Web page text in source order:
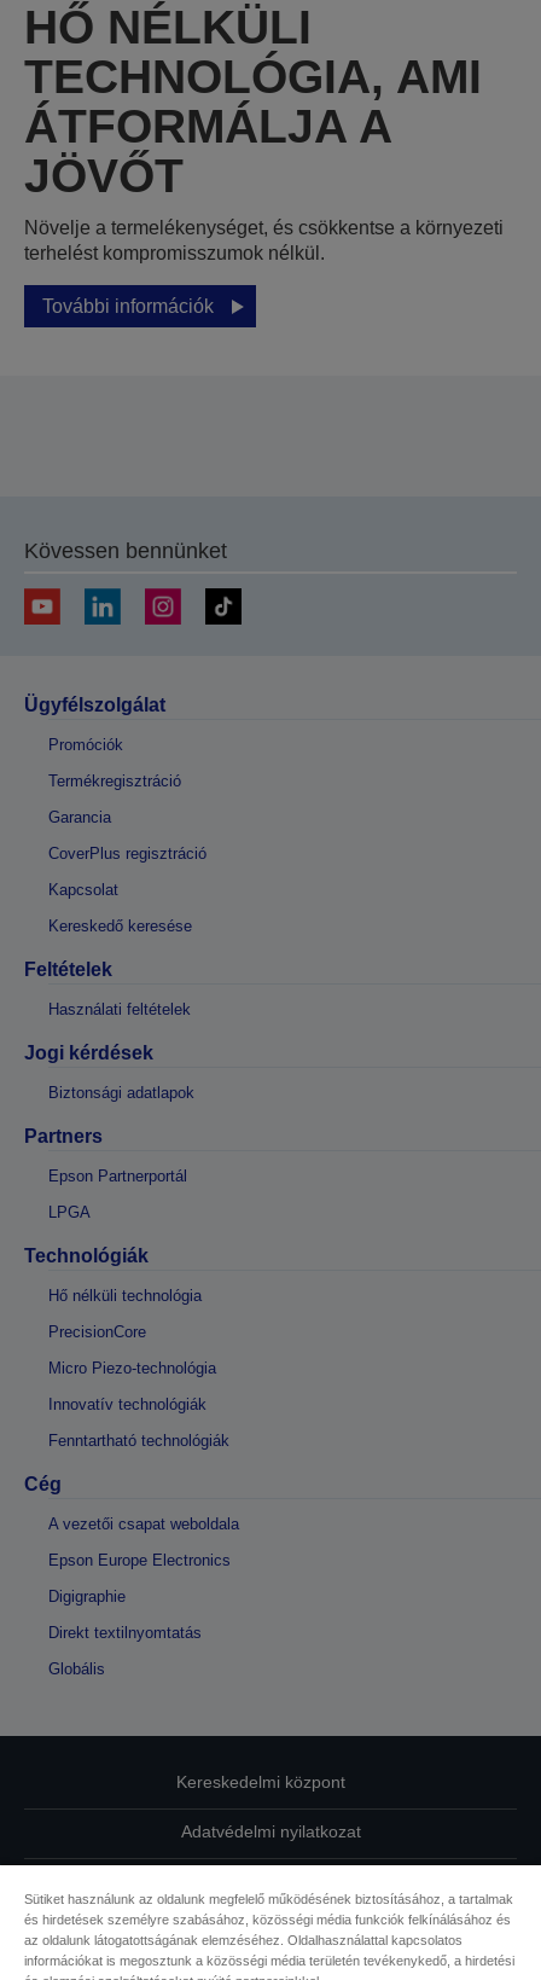
HŐ NÉLKÜLI
TECHNOLÓGIA, AMI
ÁTFORMÁLJA A
JÖVŐT
Növelje a termelékenységet, és csökkentse a környezeti
terhelést kompromisszumok nélkül.
További információk
Kövessen bennünket
Ügyfélszolgálat
Promóciók
Termékregisztráció
Garancia
CoverPlus regisztráció
Kapcsolat
Kereskedő keresése
Feltételek
Használati feltételek
Jogi kérdések
Biztonsági adatlapok
Partners
Epson Partnerportál
LPGA
Technológiák
Hő nélküli technológia
PrecisionCore
Micro Piezo-technológia
Innovatív technológiák
Fenntartható technológiák
Cég
A vezetői csapat weboldala
Epson Europe Electronics
Digigraphie
Direkt textilnyomtatás
Globális
Kereskedelmi központ
Adatvédelmi nyilatkozat
Kapcsolatfelvétel
Sütiket használunk az oldalunk megfelelő működésének biztosításához, a tartalmak
és hirdetések személyre szabásához, közösségi média funkciók felkínálásához és
az oldalunk látogatottságának elemzéséhez. Oldalhasználattal kapcsolatos
információkat is megosztunk a közösségi média területén tevékenykedő, a hirdetési